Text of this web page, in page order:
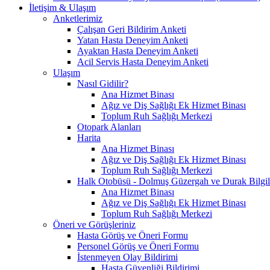
İletişim & Ulaşım
Anketlerimiz
Çalışan Geri Bildirim Anketi
Yatan Hasta Deneyim Anketi
Ayaktan Hasta Deneyim Anketi
Acil Servis Hasta Deneyim Anketi
Ulaşım
Nasıl Gidilir?
Ana Hizmet Binası
Ağız ve Diş Sağlığı Ek Hizmet Binası
Toplum Ruh Sağlığı Merkezi
Otopark Alanları
Harita
Ana Hizmet Binası
Ağız ve Diş Sağlığı Ek Hizmet Binası
Toplum Ruh Sağlığı Merkezi
Halk Otobüsü - Dolmuş Güzergah ve Durak
Ana Hizmet Binası
Ağız ve Diş Sağlığı Ek Hizmet Binası
Toplum Ruh Sağlığı Merkezi
Öneri ve Görüşleriniz
Hasta Görüş ve Öneri Formu
Personel Görüş ve Öneri Formu
İstenmeyen Olay Bildirimi
Hasta Güvenliği Bildirimi